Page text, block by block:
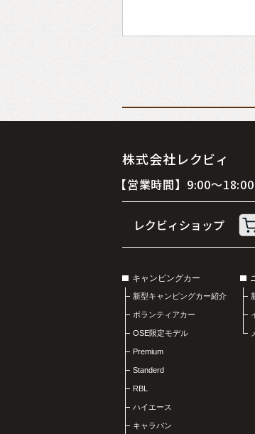
株式会社レクビィ
【営業時間】9:00～
キャンピングカー
新型キャンピングカー紹介
ボランティアカー
OSE限定モデル
Premium
Standerd
RBL
ハイエース
キャラバン